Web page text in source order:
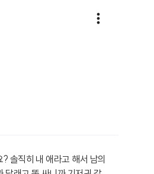
솔직히 내 애라고 해서 남의